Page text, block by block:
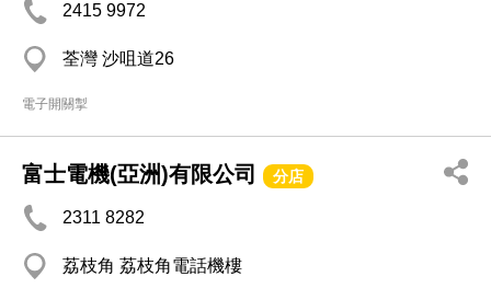
2415 9972
荃灣 沙咀道26
電子開關掣
富士電機(亞洲)有限公司 分店
2311 8282
荔枝角 荔枝角電話機樓